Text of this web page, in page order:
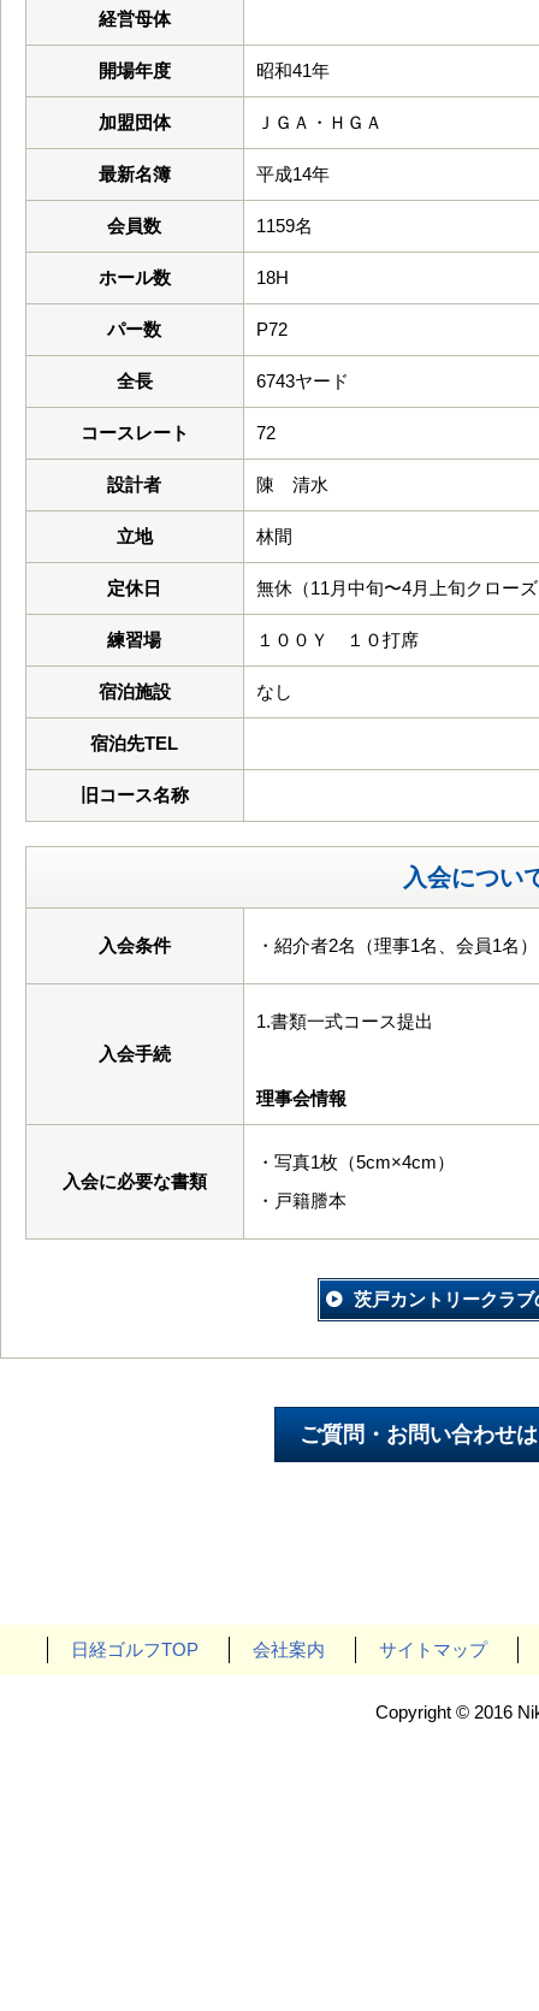
経営母体
開場年度 昭和41年
加盟団体 ＪＧＡ・ＨＧＡ
最新名簿 平成14年
会員数 1159名
ホール数 18H
パー数 P72
全長 6743ヤード
コースレート 72
設計者 陳 清水
立地 林間
定休日 無休（11月中旬〜4月上旬クロー
練習場 １００Ｙ １０打席
宿泊施設 なし
宿泊先TEL
旧コース名称
入会につい
入会条件 ・紹介者2名（理事1名、会員1名）
入会手続
1.書類一式コース提出
理事会情報
入会に必要な書類
・写真1枚（5cm×4cm）
・戸籍謄本
茨戸カントリークラ
日経ゴルフTOP 会社案内 サイトマップ
Copyright © 2016